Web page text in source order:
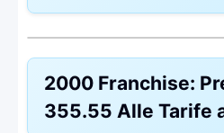
Ohne Unfalldeckung:
2000 Franchise:
355.55 Alle Tarife